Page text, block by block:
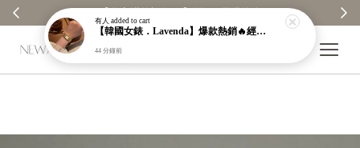
有人 added to cart
【韓國女錶．Lavenda】爆款熱銷🔥經典之作老錢風編織紋理奢華金錶【nk64】
44 分鐘前